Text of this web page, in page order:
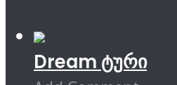
Dream ტური